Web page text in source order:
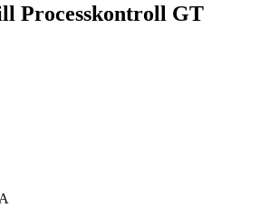
Processkontroll GT